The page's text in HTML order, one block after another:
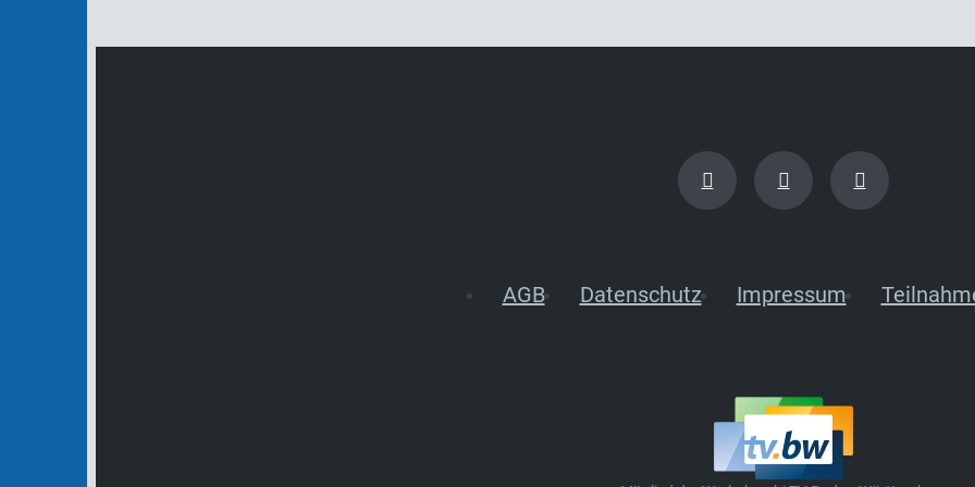
AGB Datenschutz Impressum